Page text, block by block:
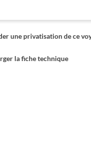
une privatisation de ce
la fiche technique